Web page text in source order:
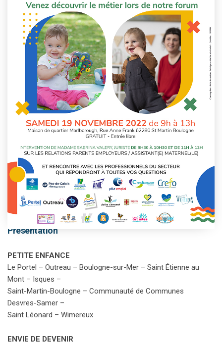
This event has passed.
Présentation
PETITE ENFANCE
Le Portel – Outreau – Boulogne-sur-Mer – Saint Étienne au
Mont – Isques –
Saint-Martin-Boulogne – Communauté de Communes
Desvres-Samer –
Saint Léonard – Wimereux
ENVIE DE DEVENIR